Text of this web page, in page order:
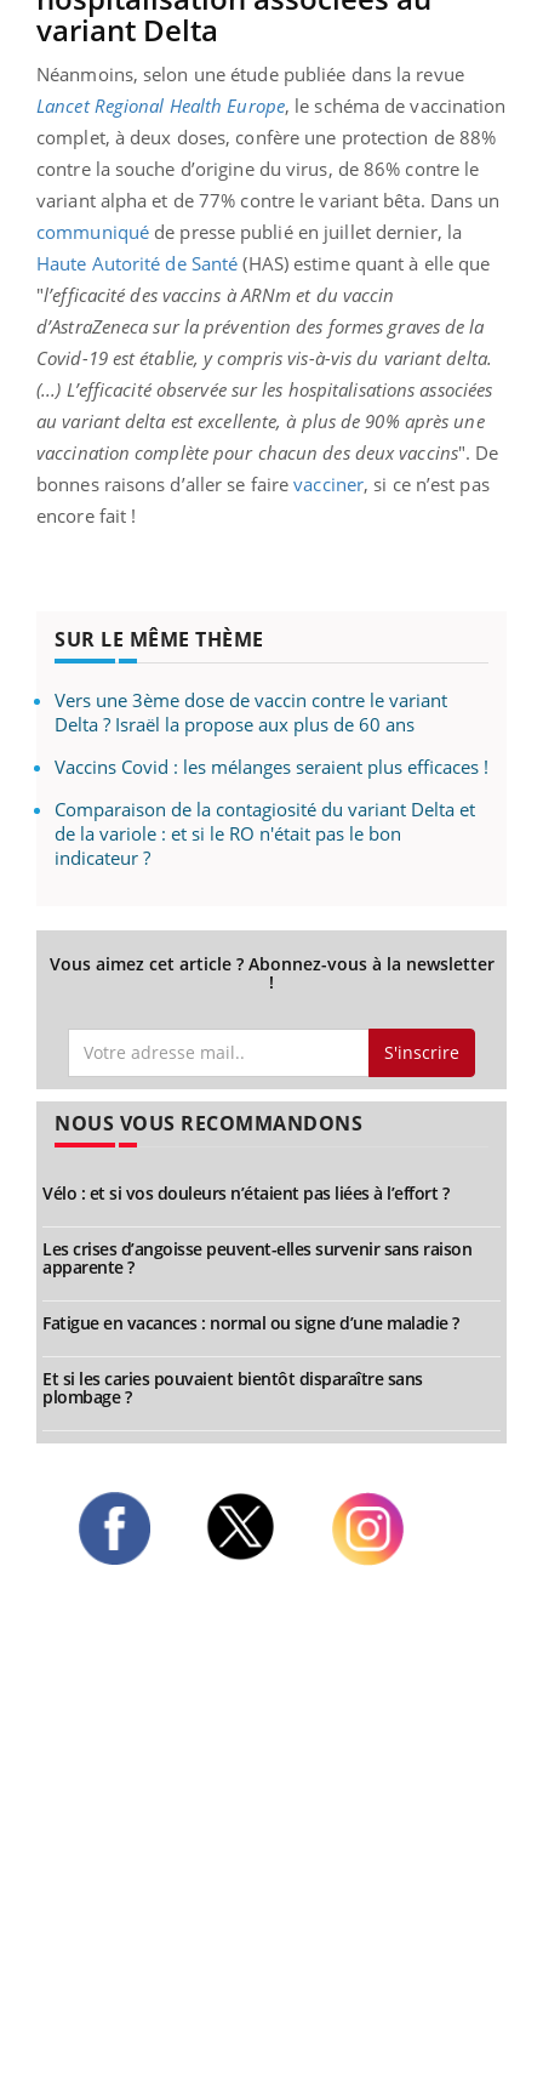
variant Delta
Néanmoins, selon une étude publiée dans la revue
Lancet Regional Health Europe, le schéma de vaccination
complet, à deux doses, confère une protection de 88%
contre la souche d’origine du virus, de 86% contre le
variant alpha et de 77% contre le variant bêta. Dans un
communiqué de presse publié en juillet dernier, la
Haute Autorité de Santé (HAS) estime quant à elle que
"l’efficacité des vaccins à ARNm et du vaccin
d’AstraZeneca sur la prévention des formes graves de la
Covid-19 est établie, y compris vis-à-vis du variant delta.
(...) L’efficacité observée sur les hospitalisations associées
au variant delta est excellente, à plus de 90% après une
vaccination complète pour chacun des deux vaccins". De
bonnes raisons d’aller se fairevacciner, si ce n’est pas
encore fait !
SUR LE MÊME THÈME
Vers une 3ème dose de vaccin contre le variant
Delta ? Israël la propose aux plus de 60 ans
Vaccins Covid : les mélanges seraient plus efficaces !
Comparaison de la contagiosité du variant Delta et
de la variole : et si le RO n'était pas le bon
indicateur ?
Vous aimez cet article ? Abonnez-vous à la newsletter
!
S'inscrire
NOUS VOUS RECOMMANDONS
Vélo : et si vos douleurs n’étaient pas liées à l’effort ?
Les crises d’angoisse peuvent-elles survenir sans raison
apparente ?
Fatigue en vacances : normal ou signe d’une maladie ?
Et si les caries pouvaient bientôt disparaître sans
plombage ?